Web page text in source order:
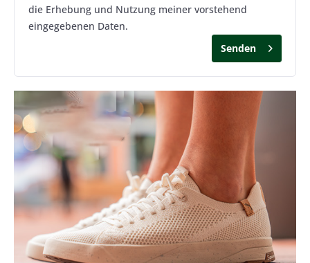
die Erhebung und Nutzung meiner vorstehend
eingegebenen Daten.
Senden